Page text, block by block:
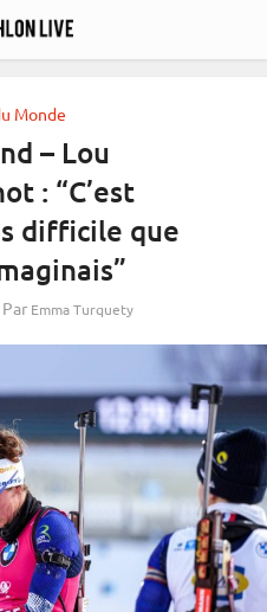
Monde
– Lou
: “C’est
difficile que
Par Emma Turquety